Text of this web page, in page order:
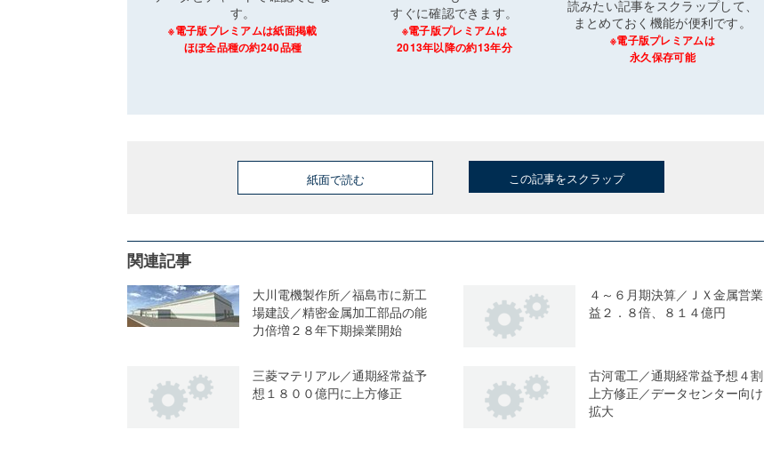
す。
※電子版プレミアムは紙面掲載
ほぼ全品種の約240品種
すぐに確認できます。
※電子版プレミアムは
2013年以降の約13年分
読みたい記事をスクラップして、
まとめておく機能が便利です。
※電子版プレミアムは
永久保存可能
紙面で読む この記事をスクラップ
関連記事
大川電機製作所／福島市に新工
場建設／精密金属加工部品の能
力倍増２８年下期操業開始
４～６月期決算／ＪＸ金属営業
益２．８倍、８１４億円
三菱マテリアル／通期経常益予
想１８００億円に上方修正
古河電工／通期経常益予想４割
上方修正／データセンター向け
拡大